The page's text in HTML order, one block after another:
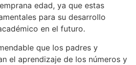
edad, ya que estas
para su desarrollo
en el futuro.
que los padres y
el aprendizaje de los números y